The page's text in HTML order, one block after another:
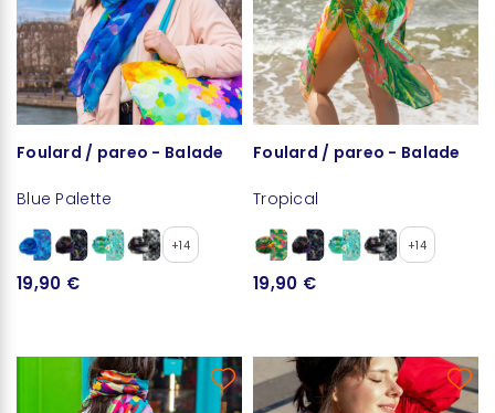
Foulard / pareo - Balade
Blue Palette
+14
19,90 €
Foulard / pareo - Balade
Tropical
+14
19,90 €